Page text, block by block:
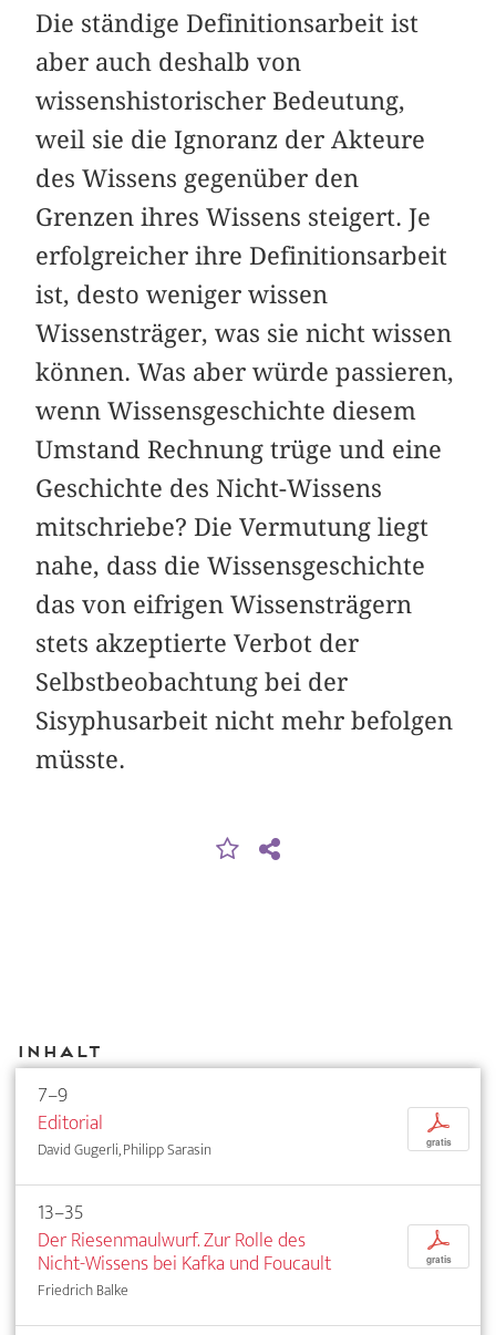
Die ständige Definitionsarbeit ist
aber auch deshalb von
wissenshistorischer Bedeutung,
weil sie die Ignoranz der Akteure
des Wissens gegenüber den
Grenzen ihres Wissens steigert. Je
erfolgreicher ihre Definitionsarbeit
ist, desto weniger wissen
Wissensträger, was sie nicht wissen
können. Was aber würde passieren,
wenn Wissensgeschichte diesem
Umstand Rechnung trüge und eine
Geschichte des Nicht-Wissens
mitschriebe? Die Vermutung liegt
nahe, dass die Wissensgeschichte
das von eifrigen Wissensträgern
stets akzeptierte Verbot der
Selbstbeobachtung bei der
Sisyphusarbeit nicht mehr befolgen
müsste.
Inhalt
7–9
Editorial
David Gugerli, Philipp Sarasin
p
gratis
13–35
Der Riesenmaulwurf. Zur Rolle des
Nicht-Wissens bei Kafka und Foucault
Friedrich Balke
p
gratis